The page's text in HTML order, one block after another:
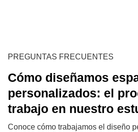
PREGUNTAS FRECUENTES
Cómo diseñamos
personalizados: el
trabajo en nuestro
Conoce cómo trabajamos el diseño